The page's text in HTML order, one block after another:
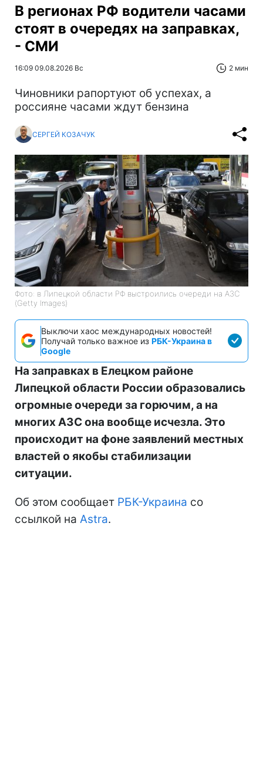
В регионах РФ водители часами
стоят в очередях на заправках,
- СМИ
16:09 09.08.2026 Вс 2 мин
Чиновники рапортуют об успехах, а
россияне часами ждут бензина
СЕРГЕЙ КОЗАЧУК
Фото: в Липецкой области РФ выстроились очереди на АЗС
(Getty Images)
Выключи хаос международных новостей!
Получай только важное из РБК-Украина в
Google
На заправках в Елецком районе
Липецкой области России образовались
огромные очереди за горючим, а на
многих АЗС она вообще исчезла. Это
происходит на фоне заявлений местных
властей о якобы стабилизации
ситуации.
Об этом сообщает РБК-Украина со
ссылкой на Astra.